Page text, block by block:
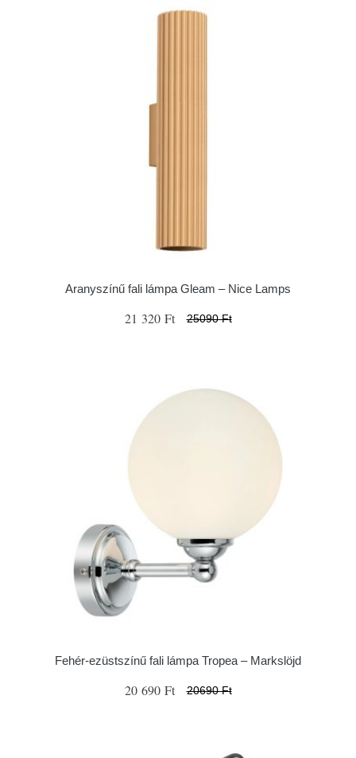
Aranyszínű fali lámpa Gleam – Nice Lamps
21 320 Ft 25090 Ft
Fehér-ezüstszínű fali lámpa Tropea – Markslöjd
20 690 Ft 20690 Ft